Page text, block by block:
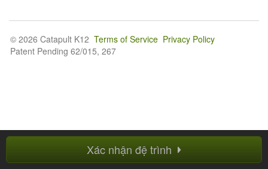
Xác nhận đệ trình
© 2026 Catapult K12 Terms of Service Privacy Policy
Patent Pending 62/015, 267